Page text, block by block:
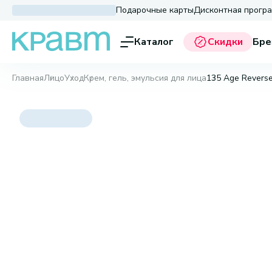
Подарочные картыДисконтная
Каталог Скидки
ГлавнаяЛицоУходКрем, гель, эмульсия для лица135 Age